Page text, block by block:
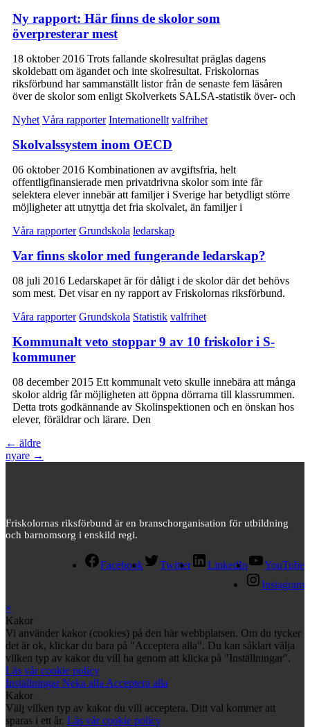
Ny rapport: Här finns de skolor som
överpresterar mest
18 oktober 2016 Trots fallande skolresultat präglas dagens
skoldebatt om ägandet och inte skolresultat. Friskolornas
riksförbund har sammanställt listor från de senaste fem läsåren
över de skolor som enligt Skolverkets SALSA-statistik över- och
Nyhet Våra rapporter Internationellt valfrihet
Skolvalssystem inom OECD
06 oktober 2016 Kombinationen av avgiftsfria, helt
offentligfinansierade men privatdrivna skolor som inte får
selektera elever innebär att familjer i Sverige har betydligt större
möjligheter att utnyttja det fria skolvalet, än familjer i
Våra rapporter Grundskola ledarskap
Var finns skolor med fungerande ledarskap?
08 juli 2016 Ledarskapet är för dåligt i de skolor där det behövs
som mest. Det visar en ny rapport av Friskolornas riksförbund.
Våra rapporter Grundskola Statistik valfrihet
Kommunalt veto stoppar 9 av 10 friskolor i S-
kommuner
08 december 2015 Ett kommunalt veto skulle innebära att många
skolor aldrig får möjligheten att öppna dörrarna till klassrummen.
Detta trots godkännande av Skolinspektionen och en önskan hos
elever, föräldrar och lärare. Den
← äldre
nyare →
Friskolornas riksförbund är en branschorganisation för utbildning
och barnomsorg i enskild regi.
Facebook Twitter LinkedIn
YouTube
Instagram
×
Kakor
Vi använder kakor (cookies) på den här webbplatsen. Om du tycker
det är ok, klickar du bara på "Acceptera alla". Du kan såklart välja
vilken typ av kakor du vill ha genom att klicka på "Inställningar".
Läs vår cookie policy
InställningarNeka alla Acceptera alla
Kakor
Välj vilken typ av kakor du vill acceptera. Ditt val kommer att
sparas i ett år. Läs vår cookie policy